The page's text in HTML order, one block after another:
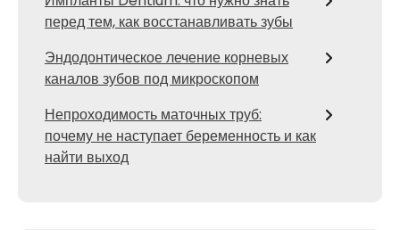
перед тем, как восстанавливать зубы
Эндодонтическое лечение корневых
каналов зубов под микроскопом
Непроходимость маточных труб:
почему не наступает беременность и как
найти выход